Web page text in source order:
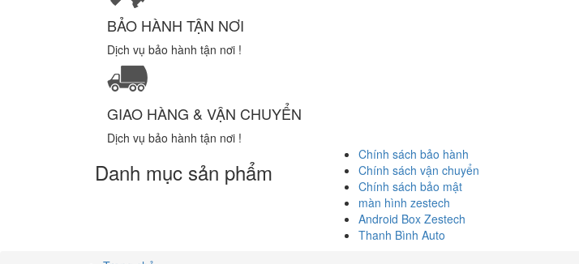
BẢO HÀNH TẬN NƠI
Dịch vụ bảo hành tận nơi !
GIAO HÀNG & VẬN CHUYỂN
Dịch vụ bảo hành tận nơi !
Danh mục sản phẩm
Chính sách bảo hành
Chính sách vận chuyển
Chính sách bảo mật
màn hình zestech
Android Box Zestech
Thanh Bình Auto